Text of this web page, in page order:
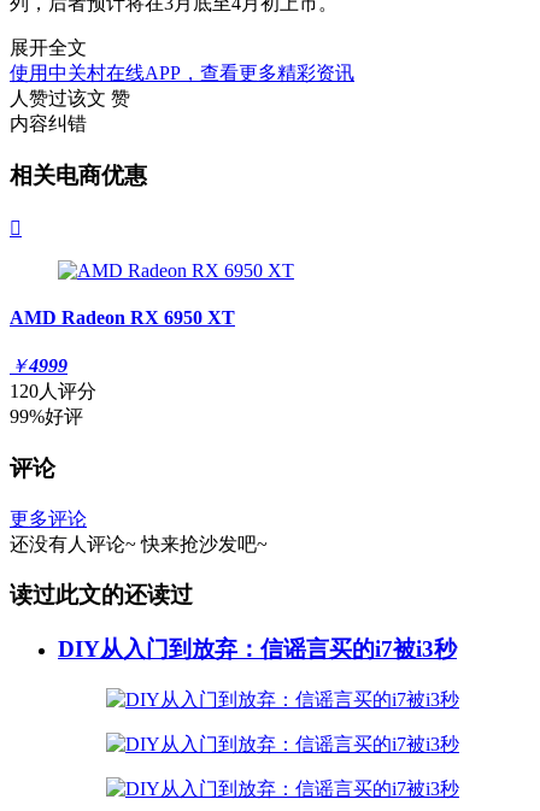
展开全文
使用中关村在线APP，查看更多精彩资讯
人赞过该文 赞
内容纠错
相关电商优惠

AMD Radeon RX 6950 XT
￥4999
120人评分
99%好评
评论
更多评论
还没有人评论~ 快来抢沙发吧~
读过此文的还读过
DIY从入门到放弃：信谣言买的i7被i3秒